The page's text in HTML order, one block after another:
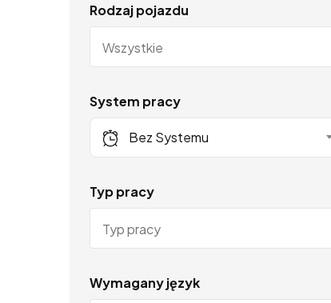
Rodzaj pojazdu
System pracy
Bez Systemu
Typ pracy
Wymagany język